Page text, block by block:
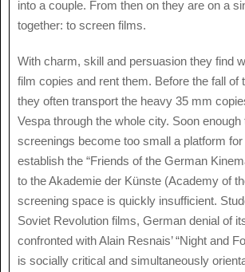
into a couple. From then on they are on a
together: to screen films.
With charm, skill and persuasion they find
film copies and rent them. Before the fall of
they often transport the heavy 35 mm
Vespa through the whole city. Soon
screenings become too small a platform
establish the “Friends of the German
to the Akademie der Künste (Academy of
screening space is quickly insufficient.
Soviet Revolution films, German denial of
confronted with Alain Resnais’ “Night and
is socially critical and simultaneously